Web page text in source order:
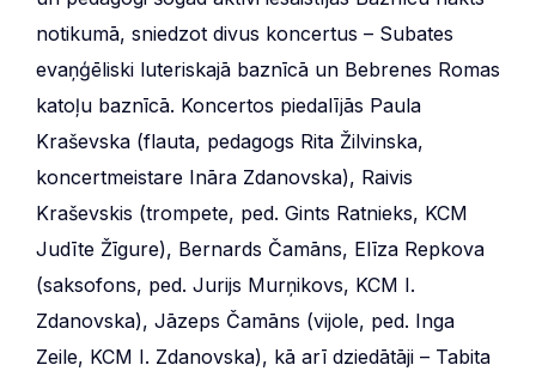
notikumā, sniedzot divus koncertus – Subates
evaņģēliski luteriskajā baznīcā un Bebrenes Romas
katoļu baznīcā. Koncertos piedalījās Paula
Kraševska (flauta, pedagogs Rita Žilvinska,
koncertmeistare Ināra Zdanovska), Raivis
Kraševskis (trompete, ped. Gints Ratnieks, KCM
Judīte Žīgure), Bernards Čamāns, Elīza Repkova
(saksofons, ped. Jurijs Murņikovs, KCM I.
Zdanovska), Jāzeps Čamāns (vijole, ped. Inga
Zeile, KCM I. Zdanovska), kā arī dziedātāji – Tabita